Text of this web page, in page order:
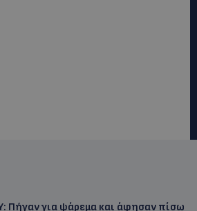
Πήγαν για ψάρεμα και άφησαν πίσω